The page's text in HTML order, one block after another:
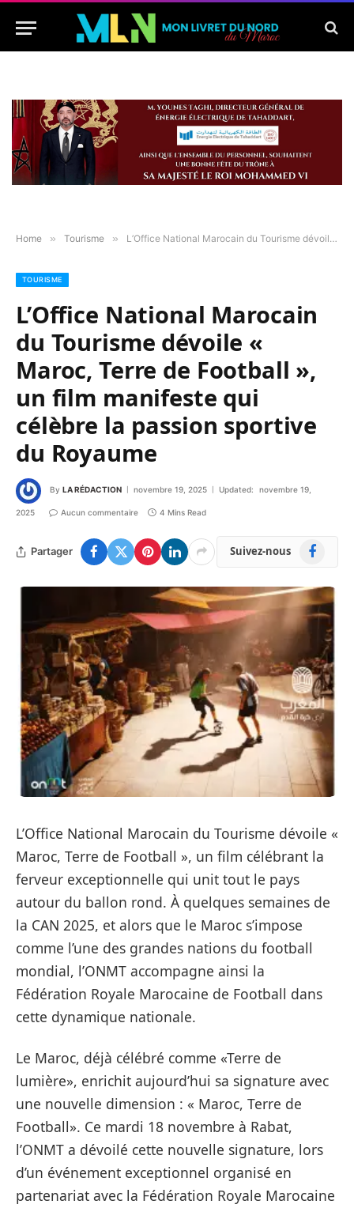
Home » Tourisme » L’Office National Marocain du Tourisme dévoile « Maroc, Terre de Football », un film manifeste qui célèbre la passion sportive du Royaume
TOURISME
L’Office National Marocain
du Tourisme dévoile «
Maroc, Terre de Football »,
un film manifeste qui
célèbre la passion sportive
du Royaume
By LA RÉDACTION novembre 19, 2025 Updated: novembre 19,
2025 Aucun commentaire 4 Mins Read
Partager Suivez-nous Facebook
L’Office National Marocain du Tourisme dévoile «
Maroc, Terre de Football », un film célébrant la
ferveur exceptionnelle qui unit tout le pays
autour du ballon rond. À quelques semaines de
la CAN 2025, et alors que le Maroc s’impose
comme l’une des grandes nations du football
mondial, l’ONMT accompagne ainsi la
Fédération Royale Marocaine de Football dans
cette dynamique nationale.
Le Maroc, déjà célébré comme «Terre de
lumière», enrichit aujourd’hui sa signature avec
une nouvelle dimension : « Maroc, Terre de
Football». Ce mardi 18 novembre à Rabat,
l’ONMT a dévoilé cette nouvelle signature, lors
d’un événement exceptionnel organisé en
partenariat avec la Fédération Royale Marocaine